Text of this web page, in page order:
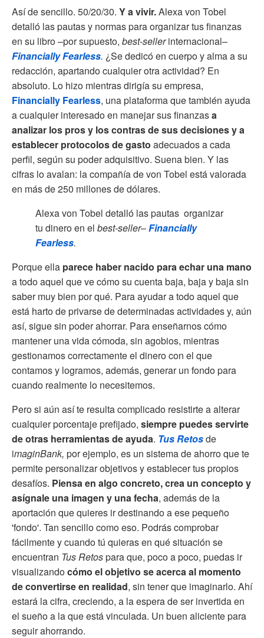
Así de sencillo. 50/20/30. Y a vivir.Alexa von Tobel
detalló las pautas y normas para organizar tus finanzas
en su libro –por supuesto, best-sellerinternacional–
Financially Fearless. ¿Se dedicó en cuerpo y alma a su
redacción, apartando cualquier otra actividad? En
absoluto. Lo hizo mientras dirigía su empresa,
Financially Fearless, una plataforma que también ayuda
a cualquier interesado en manejar sus finanzasa
analizar los pros y los contras de sus decisiones y a
establecer protocolos de gasto adecuados a cada
perfil, según su poder adquisitivo. Suena bien. Y las
cifras lo avalan: la compañía de von Tobel está valorada
en más de 250 millones de dólares.
Alexa von Tobel detalló las pautas organizar
tu dinero en el best-seller–Financially
Fearless.
Porque ella parece haber nacido para echar una mano
a todo aquel que ve cómo su cuenta baja, baja y baja sin
saber muy bien por qué. Para ayudar a todo aquel que
está harto de privarse de determinadas actividades y, aún
así, sigue sin poder ahorrar. Para enseñarnos cómo
mantener una vida cómoda, sin agobios, mientras
gestionamos correctamente el dinero con el que
contamos y logramos, además, generar un fondo para
cuando realmente lo necesitemos.
Pero si aún así te resulta complicado resistirte a alterar
cualquier porcentaje prefijado, siempre puedes servirte
de otras herramientas de ayuda. Tus Retosde
imaginBank, por ejemplo, es un sistema de ahorro que te
permite personalizar objetivos y establecer tus propios
desafíos. Piensa en algo concreto, crea un concepto y
asígnale una imagen y una fecha, además de la
aportación que quieres ir destinando a ese pequeño
'fondo'. Tan sencillo como eso. Podrás comprobar
fácilmente y cuando tú quieras en qué situación se
encuentran Tus Retospara que, poco a poco, puedas ir
visualizandocómo el objetivo se acerca al momento
de convertirse en realidad, sin tener que imaginarlo. Ahí
estará la cifra, creciendo, a la espera de ser invertida en
el sueño a la que está vinculada. Un buen aliciente para
seguir ahorrando.